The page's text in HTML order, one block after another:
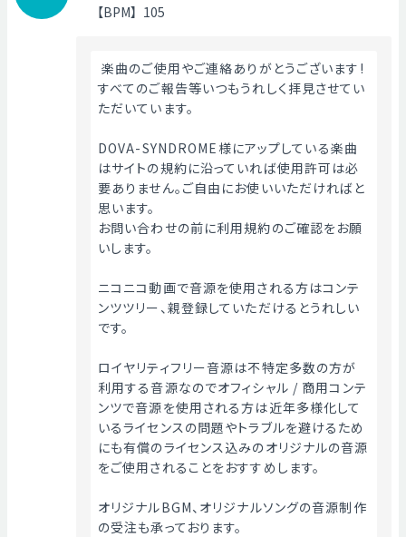
【BPM】105
楽曲のご使用やご連絡ありがとうございます!
すべてのご報告等いつもうれしく拝見させてい
ただいています。
DOVA-SYNDROME様にアップしている楽曲
はサイトの規約に沿っていれば使用許可は必
要ありません。ご自由にお使いいただければと
思います。
お問い合わせの前に利用規約のご確認をお願
いします。
ニコニコ動画で音源を使用される方はコンテ
ンツツリー、親登録していただけるとうれしい
です。
ロイヤリティフリー音源は不特定多数の方が
利用する音源なのでオフィシャル / 商用コンテ
ンツで音源を使用される方は近年多様化して
いるライセンスの問題やトラブルを避けるため
にも有償のライセンス込みのオリジナルの音源
をご使用されることをおすすめします。
オリジナルBGM、オリジナルソングの音源制作
の受注も承っております。